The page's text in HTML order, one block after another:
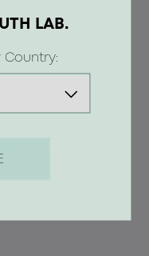
LAB.
Country: